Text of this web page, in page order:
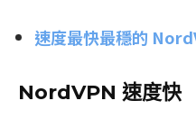
速度最快最穩的
NordVPN 速度快